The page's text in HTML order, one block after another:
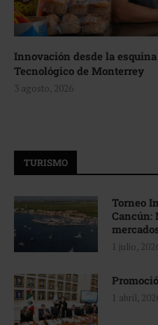
Innovación desde la
Tecnológico de Monterrey
3 agosto, 2026
TURISMO
Torneo
Cancún:
1 julio,
1 abril,